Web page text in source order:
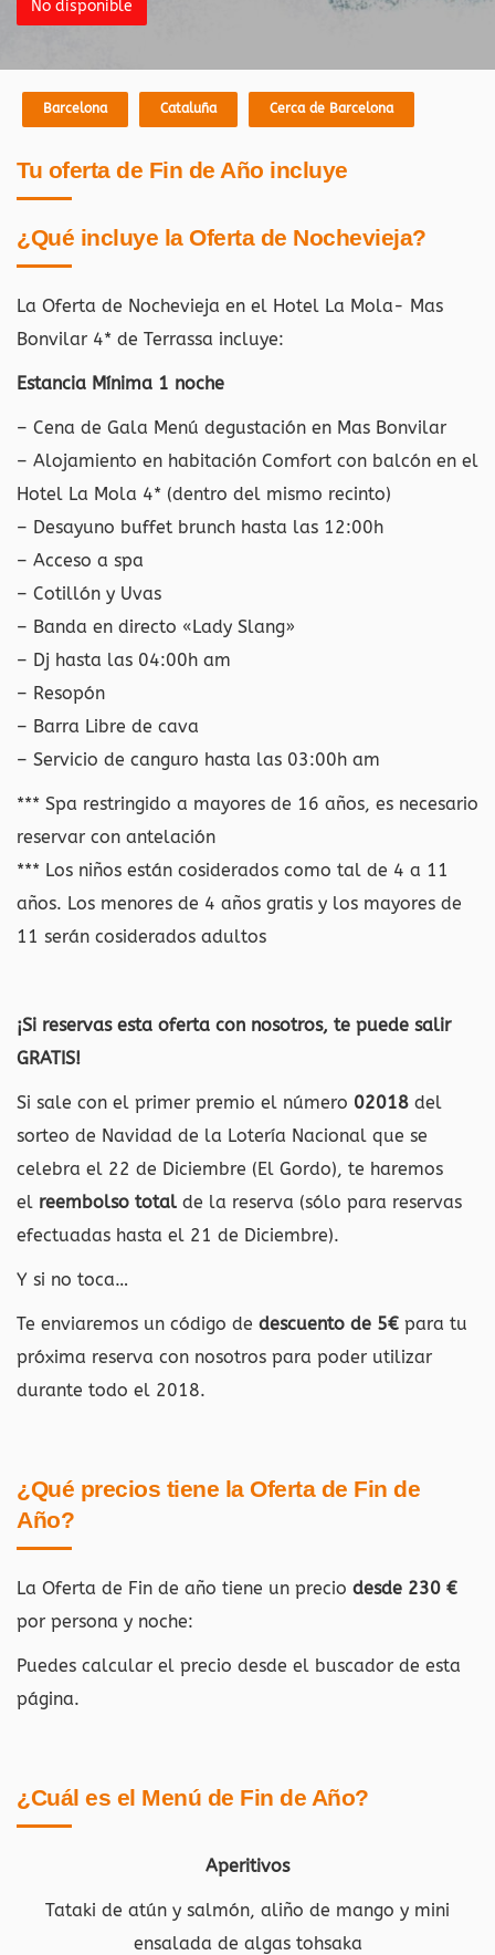
No disponible
Barcelona Cataluña Cerca de Barcelona
Tu oferta de Fin de Año incluye
¿Qué incluye la Oferta de Nochevieja?
La Oferta de Nochevieja en el Hotel La Mola- Mas
Bonvilar 4* de Terrassa incluye:
Estancia Mínima 1 noche
– Cena de Gala Menú degustación en Mas Bonvilar
– Alojamiento en habitación Comfort con balcón en el
Hotel La Mola 4* (dentro del mismo recinto)
– Desayuno buffet brunch hasta las 12:00h
– Acceso a spa
– Cotillón y Uvas
– Banda en directo «Lady Slang»
– Dj hasta las 04:00h am
– Resopón
– Barra Libre de cava
– Servicio de canguro hasta las 03:00h am
*** Spa restringido a mayores de 16 años, es necesario
reservar con antelación
*** Los niños están cosiderados como tal de 4 a 11
años. Los menores de 4 años gratis y los mayores de
11 serán cosiderados adultos
¡Si reservas esta oferta con nosotros, te puede salir
GRATIS!
Si sale con el primer premio el número 02018 del
sorteo de Navidad de la Lotería Nacional que se
celebra el 22 de Diciembre (El Gordo), te haremos
el reembolso total de la reserva (sólo para reservas
efectuadas hasta el 21 de Diciembre).
Y si no toca…
Te enviaremos un código de descuento de 5€ para tu
próxima reserva con nosotros para poder utilizar
durante todo el 2018.
¿Qué precios tiene la Oferta de Fin de
Año?
La Oferta de Fin de año tiene un precio desde 230 €
por persona y noche:
Puedes calcular el precio desde el buscador de esta
página.
¿Cuál es el Menú de Fin de Año?
Aperitivos
Tataki de atún y salmón, aliño de mango y mini
ensalada de algas tohsaka